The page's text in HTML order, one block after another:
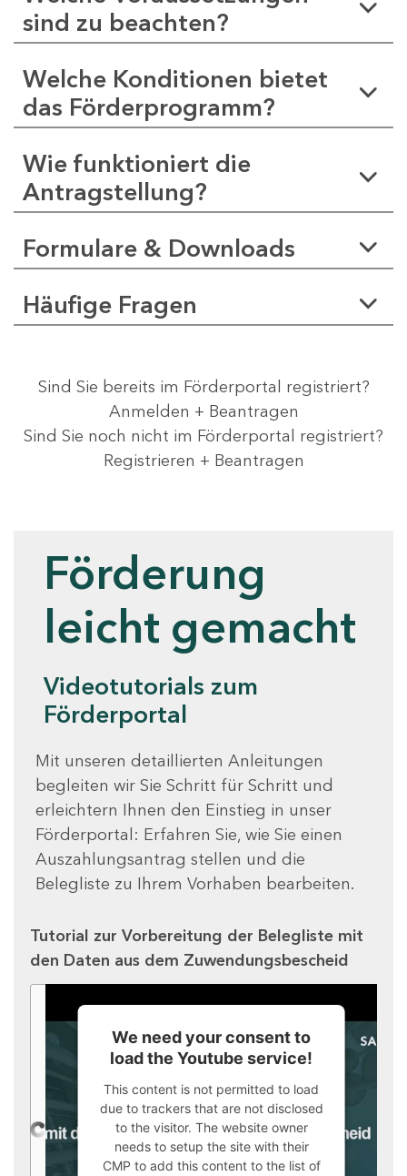
sind zu beachten?
Welche Konditionen bietet
das Förderprogramm?
Wie funktioniert die
Antragstellung?
Formulare & Downloads
Häufige Fragen
Sind Sie bereits im Förderportal registriert?
Anmelden + Beantragen
Sind Sie noch nicht im Förderportal registriert?
Registrieren + Beantragen
Förderung
leicht gemacht
Videotutorials zum
Förderportal
Mit unseren detaillierten Anleitungen
begleiten wir Sie Schritt für Schritt und
erleichtern Ihnen den Einstieg in unser
Förderportal: Erfahren Sie, wie Sie einen
Auszahlungsantrag stellen und die
Belegliste zu Ihrem Vorhaben bearbeiten.
Tutorial zur Vorbereitung der Belegliste mit
den Daten aus dem Zuwendungsbescheid
We need your consent to
load the Youtube service!
This content is not permitted to load
due to trackers that are not disclosed
to the visitor. The website owner
needs to setup the site with their
CMP to add this content to the list of